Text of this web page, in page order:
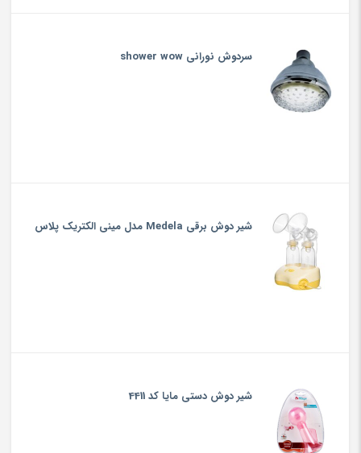
سردوش نورانی shower wow
شير دوش برقي Medela مدل ميني الكتريك پلاس
شیر دوش دستی مایا کد 4411